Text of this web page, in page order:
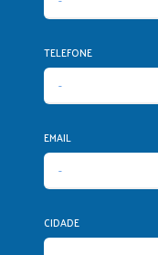
TELEFONE
EMAIL
CIDADE